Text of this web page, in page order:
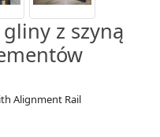
z szyną
Alignment Rail